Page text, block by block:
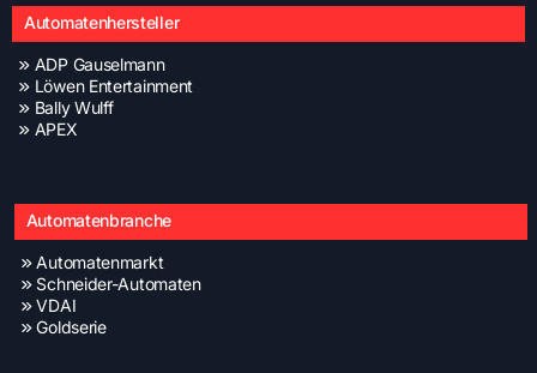
Automatenhersteller
ADP Gauselmann
Löwen Entertainment
Bally Wulff
APEX
Automatenbranche
Automatenmarkt
Schneider-Automaten
VDAI
Goldserie